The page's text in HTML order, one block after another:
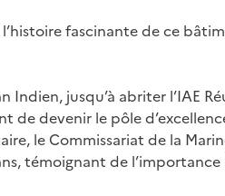
fascinante de ce
jusqu’à abriter l’IAE
de devenir le pôle
le Commissariat de la
témoignant de